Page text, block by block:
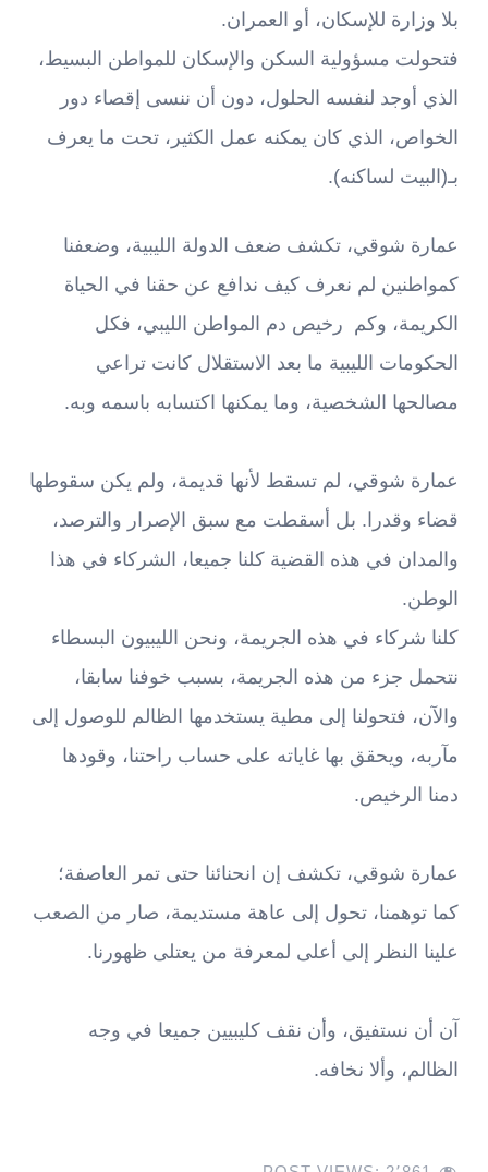
بلا وزارة للإسكان، أو العمران.
فتحولت مسؤولية السكن والإسكان للمواطن البسيط،
الذي أوجد لنفسه الحلول، دون أن ننسى إقصاء دور
الخواص، الذي كان يمكنه عمل الكثير، تحت ما يعرف
بـ(البيت لساكنه).
عمارة شوقي، تكشف ضعف الدولة الليبية، وضعفنا
كمواطنين لم نعرف كيف ندافع عن حقنا في الحياة
الكريمة، وكم رخيص دم المواطن الليبي، فكل
الحكومات الليبية ما بعد الاستقلال كانت تراعي
مصالحها الشخصية، وما يمكنها اكتسابه باسمه وبه.
عمارة شوقي، لم تسقط لأنها قديمة، ولم يكن سقوطها
قضاء وقدرا. بل أسقطت مع سبق الإصرار والترصد،
والمدان في هذه القضية كلنا جميعا، الشركاء في هذا
الوطن.
كلنا شركاء في هذه الجريمة، ونحن الليبيون البسطاء
نتحمل جزء من هذه الجريمة، بسبب خوفنا سابقا،
والآن، فتحولنا إلى مطية يستخدمها الظالم للوصول إلى
مآربه، ويحقق بها غاياته على حساب راحتنا، وقودها
دمنا الرخيص.
عمارة شوقي، تكشف إن انحنائنا حتى تمر العاصفة؛
كما توهمنا، تحول إلى عاهة مستديمة، صار من الصعب
علينا النظر إلى أعلى لمعرفة من يعتلى ظهورنا.
آن أن نستفيق، وأن نقف كليبيين جميعا في وجه
الظالم، وألا نخافه.